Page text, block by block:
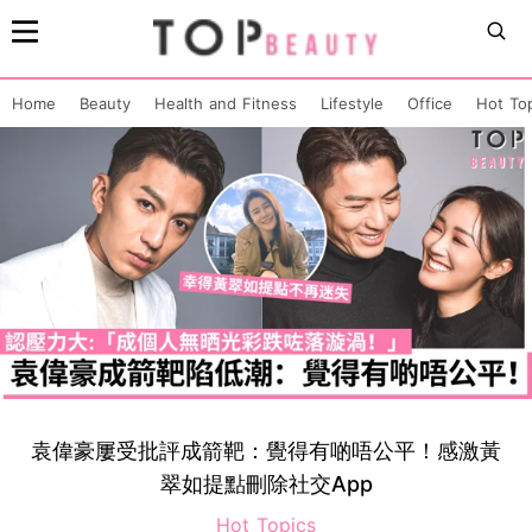
Home Beauty Health and Fitness Lifestyle Office Hot
袁偉豪屢受批評成箭靶：覺得有啲唔公平！感激黃
翠如提點刪除社交App
Hot Topics